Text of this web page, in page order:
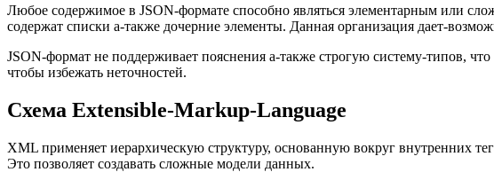
Любое содержимое в JSON-формате способно являться элементарным или
содержат списки а-также дочерние элементы. Данная организация дает-
JSON-формат не поддерживает пояснения а-также строгую систему-типов,
чтобы избежать неточностей.
Схема Extensible-Markup-Language
XML применяет иерархическую структуру, основанную вокруг внутренних
Это позволяет создавать сложные модели данных.